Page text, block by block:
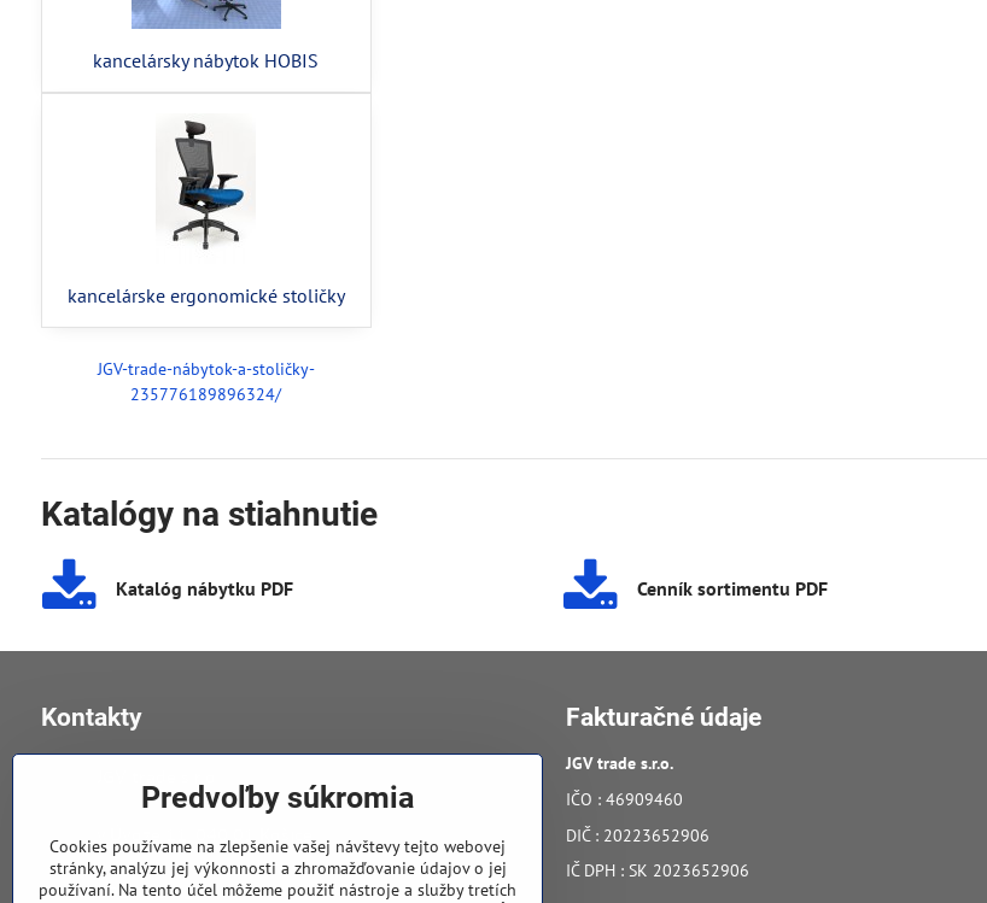
kancelársky nábytok HOBIS
kancelárske ergonomické stoličky
JGV-trade-nábytok-a-stoličky-
235776189896324/
Katalógy na stiahnutie
Katalóg nábytku PDF Cenník sortimentu PDF
Kontakty
v Úvoze 11, 040 01 Košice
0905 258 196
Fakturačné údaje
JGV trade s​.r​.o​.
IČO : 46909460
DIČ : 20223652906
IČ DPH : SK 2023652906
Predvoľby súkromia
Cookies používame na zlepšenie vašej návštevy tejto webovej
stránky, analýzu jej výkonnosti a zhromažďovanie údajov o jej
používaní. Na tento účel môžeme použiť nástroje a služby tretích